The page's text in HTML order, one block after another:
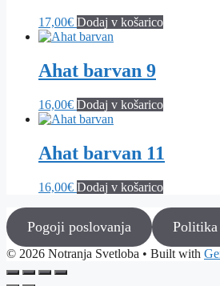
17,00€ Dodaj v košarico
Ahat barvan 9
16,00€ Dodaj v košarico
Ahat barvan 11
16,00€ Dodaj v košarico
Pogoji poslovanja Politika
© 2026 Notranja Svetloba • Built with